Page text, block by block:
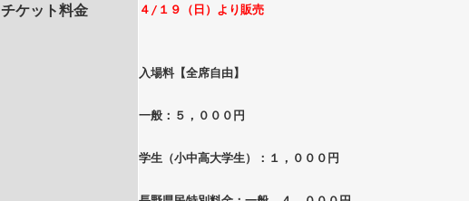
チケット料金 ４/１９（日）より販売
入場料【全席自由】
一般： ５，０００円
学生（小中高大学生）：１ ，０００円